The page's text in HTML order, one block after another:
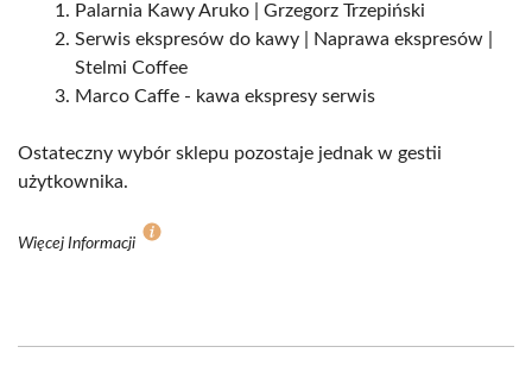
Palarnia Kawy Aruko | Grzegorz Trzepiński
Serwis ekspresów do kawy | Naprawa ekspresów |
Stelmi Coffee
Marco Caffe - kawa ekspresy serwis
Ostateczny wybór sklepu pozostaje jednak w gestii
użytkownika.
Więcej Informacji